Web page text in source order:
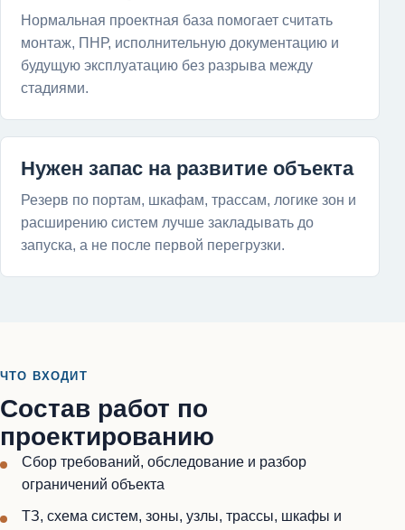
Нормальная проектная база помогает считать
монтаж, ПНР, исполнительную документацию и
будущую эксплуатацию без разрыва между
стадиями.
Нужен запас на развитие объекта
Резерв по портам, шкафам, трассам, логике зон и
расширению систем лучше закладывать до
запуска, а не после первой перегрузки.
ЧТО ВХОДИТ
Состав работ по
проектированию
Сбор требований, обследование и разбор
ограничений объекта
ТЗ, схема систем, зоны, узлы, трассы, шкафы и